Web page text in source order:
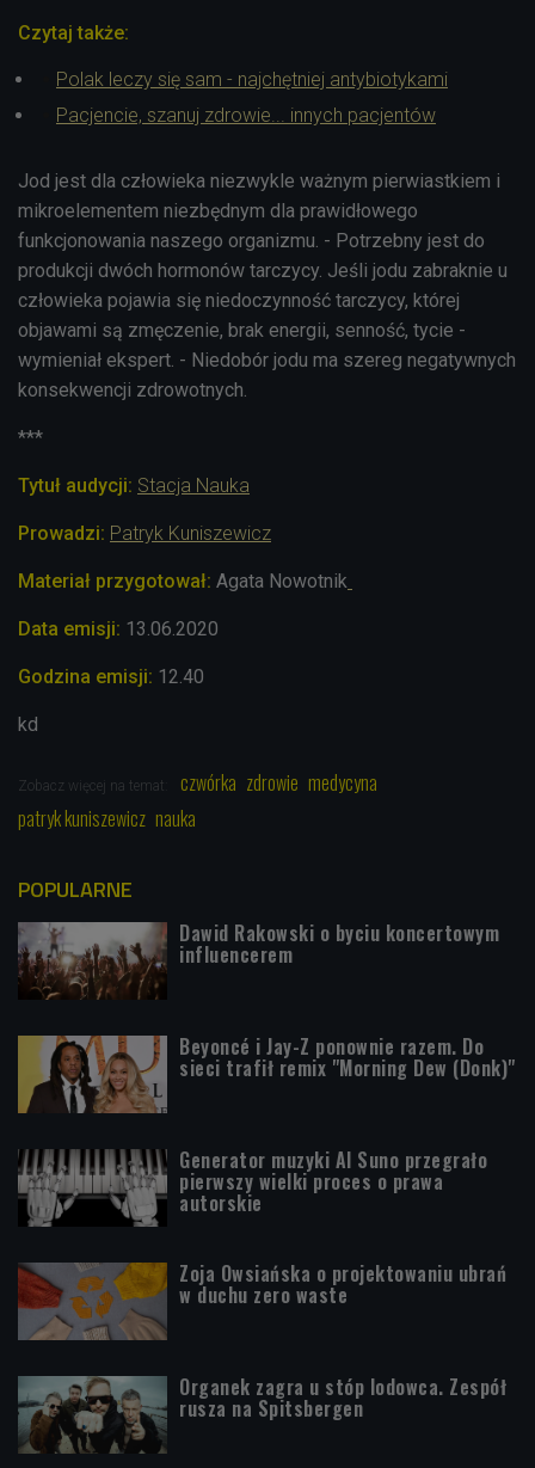
Czytaj także:
Polak leczy się sam - najchętniej antybiotykami
Pacjencie, szanuj zdrowie... innych pacjentów
Jod jest dla człowieka niezwykle ważnym pierwiastkiem i
mikroelementem niezbędnym dla prawidłowego
funkcjonowania naszego organizmu. - Potrzebny jest do
produkcji dwóch hormonów tarczycy. Jeśli jodu zabraknie u
człowieka pojawia się niedoczynność tarczycy, której
objawami są zmęczenie, brak energii, senność, tycie -
wymieniał ekspert. - Niedobór jodu ma szereg negatywnych
konsekwencji zdrowotnych.
***
Tytuł audycji: Stacja Nauka
Prowadzi: Patryk Kuniszewicz
Materiał przygotował: Agata Nowotnik
Data emisji: 13.06.2020
Godzina emisji: 12.40
kd
Zobacz więcej na temat: czwórka zdrowie medycyna
patryk kuniszewicz nauka
POPULARNE
Dawid Rakowski o byciu koncertowym
influencerem
Beyoncé i Jay-Z ponownie razem. Do
sieci trafił remix "Morning Dew (Donk)"
Generator muzyki AI Suno przegrało
pierwszy wielki proces o prawa
autorskie
Zoja Owsiańska o projektowaniu ubrań
w duchu zero waste
Organek zagra u stóp lodowca. Zespół
rusza na Spitsbergen